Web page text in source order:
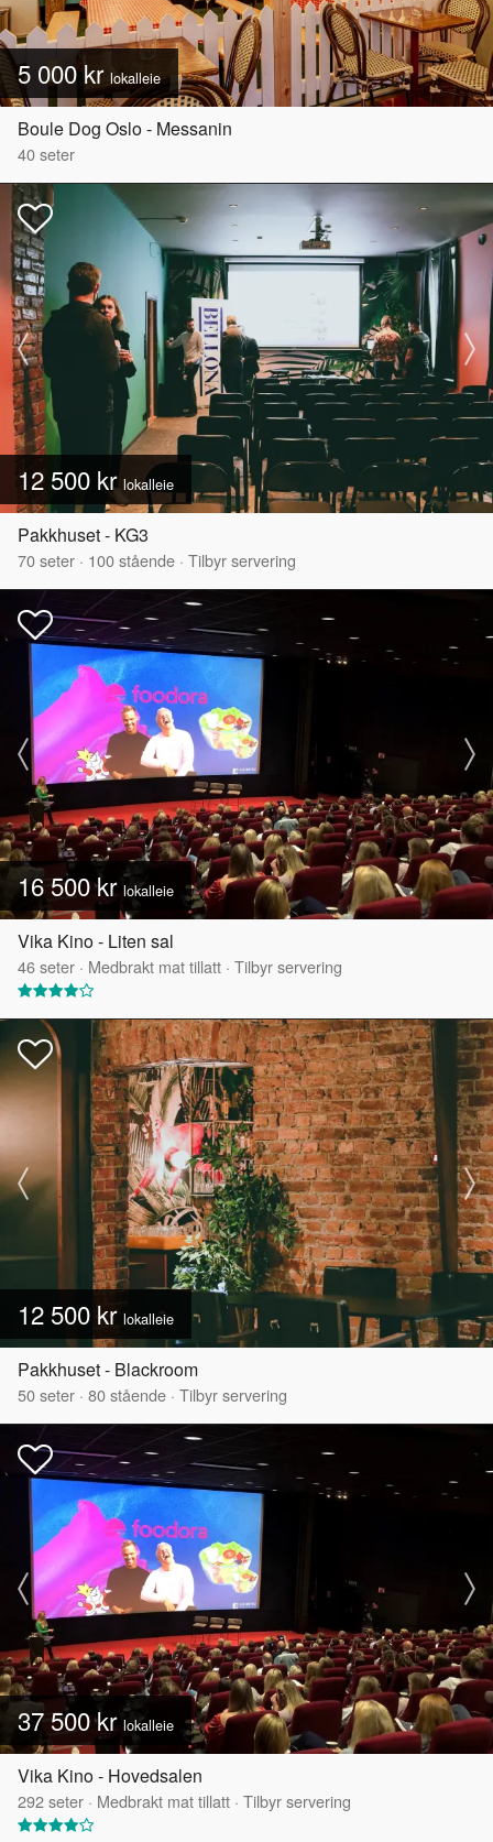
5 000 kr lokalleie
Boule Dog Oslo - Messanin
40seter
12 500 krlokalleie
Pakkhuset - KG3
70seter · 100stående · Tilbyr servering
16 500 kr lokalleie
Vika Kino - Liten sal
46seter · Medbrakt mat tillatt · Tilbyr servering
12 500 kr lokalleie
Pakkhuset - Blackroom
50seter · 80stående · Tilbyr servering
37 500 kr lokalleie
Vika Kino - Hovedsalen
292seter · Medbrakt mat tillatt · Tilbyr servering